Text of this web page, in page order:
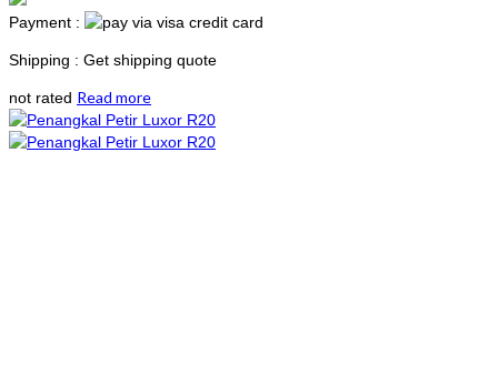
Payment :
Shipping : Get shipping quote
not rated Read more